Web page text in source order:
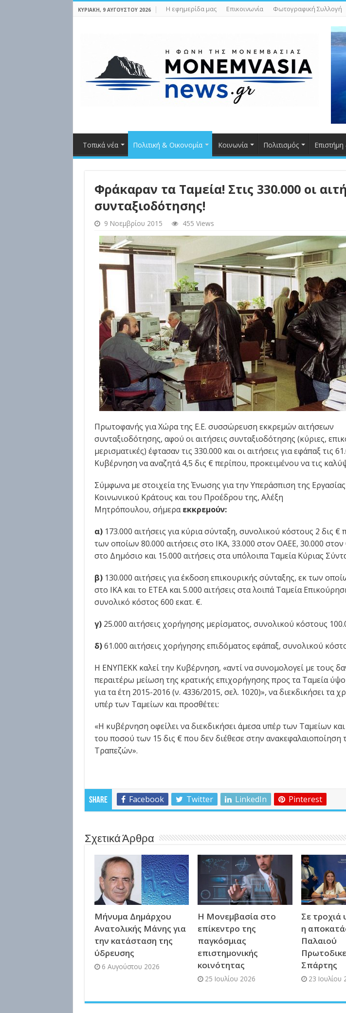
ΚΥΡΙΑΚΉ, 9 ΑΥΓΟΎΣΤΟΥ 2026 Η εφημερίδα μας Επικοινωνία Φωτογραφική Συλλογή
Τοπικά νέα Πολιτική & Οικονομία Κοινωνία Πολιτισμός
Φράκαραν τα Ταμεία! Στις 330.000 οι
συνταξιοδότησης!
9 Νοεμβρίου 2015 455 Views
Πρωτοφανής για Χώρα της Ε.Ε. συσσώρευση εκκρεμών αιτήσεων
συνταξιοδότησης, αφού οι αιτήσεις συνταξιοδότησης (κύριες,
μερισματικές) έφτασαν τις 330.000 και οι αιτήσεις για εφάπαξ τις
Κυβέρνηση να αναζητά 4,5 δις € περίπου, προκειμένου να τις
Σύμφωνα με στοιχεία της Ένωσης για την Υπεράσπιση της
Κοινωνικού Κράτους και του Προέδρου της, Αλέξη
Μητρόπουλου, σήμεραεκκρεμούν:
α)173.000 αιτήσεις για κύρια σύνταξη, συνολικού κόστους 2 δις €
των οποίων 80.000 αιτήσεις στο ΙΚΑ, 33.000 στον ΟΑΕΕ, 30.000
στο Δημόσιο και 15.000 αιτήσεις στα υπόλοιπα Ταμεία Κύριας
β) 130.000 αιτήσεις για έκδοση επικουρικής σύνταξης, εκ των
στο ΙΚΑ και το ΕΤΕΑ και 5.000 αιτήσεις στα λοιπά Ταμεία
συνολικό κόστος 600 εκατ. €.
γ)25.000 αιτήσεις χορήγησης μερίσματος, συνολικού κόστους
δ)61.000 αιτήσεις χορήγησης επιδόματος εφάπαξ, συνολικού
Η ΕΝΥΠΕΚΚ καλεί την Κυβέρνηση, «αντί να συνομολογεί με τους
περαιτέρω μείωση της κρατικής επιχορήγησης προς τα Ταμεία
για τα έτη 2015-2016 (ν. 4336/2015, σελ. 1020)», να διεκδικήσει τα
υπέρ των Ταμείων και προσθέτει:
«Η κυβέρνηση οφείλει να διεκδικήσει άμεσα υπέρ των Ταμείων
του ποσού των 15 δις € που δεν διέθεσε στην ανακεφαλαιοποίηση
Τραπεζών».
Share Facebook Twitter LinkedIn Pinterest
Σχετικά Άρθρα
Μήνυμα Δημάρχου
Ανατολικής Μάνης για
την κατάσταση της
ύδρευσης
6 Αυγούστου 2026
Η Μονεμβασία στο
επίκεντρο της
παγκόσμιας
επιστημονικής
κοινότητας
25 Ιουλίου 2026
Σε τροχιά
η
Παλαιού
Σπάρτης
23 Ιουλίου